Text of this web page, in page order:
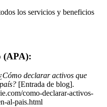
los servicios y beneficios
(APA):
declarar activos que
[Entrada de blog].
como-declarar-activos-
al-pais.html